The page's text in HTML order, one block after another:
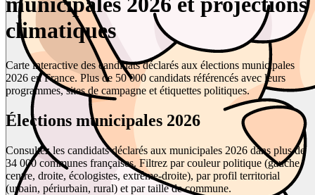
climatiques
Carte interactive des candidats déclarés aux élections municipales
2026 en France. Plus de 50 000 candidats référencés avec leurs
programmes, sites de campagne et étiquettes politiques.
Élections municipales 2026
Consultez les candidats déclarés aux municipales 2026 dans plus de
34 000 communes françaises. Filtrez par couleur politique (gauche,
centre, droite, écologistes, extrême-droite), par profil territorial
(urbain, périurbain, rural) et par taille de commune.